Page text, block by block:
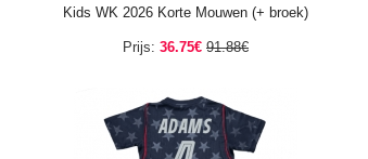
Kids WK 2026 Korte Mouwen (+ broek)
Prijs: 36.75€ 91.88€